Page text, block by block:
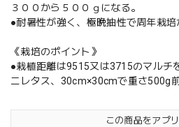
３００から５００ｇになる。
●耐暑性が強く、極晩抽性で周年栽培
《栽培のポイント》
●栽植距離は9515又は3715のマルチ
ニレタス、30cm×30cmで重さ500g
この商品をアプ